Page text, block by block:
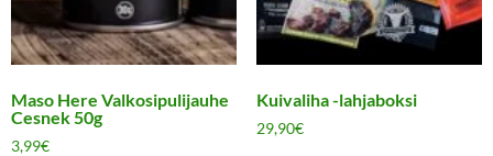
Maso Here Valkosipulijauhe
Cesnek 50g
3,99€
Kuivaliha -lahjaboksi
29,90€